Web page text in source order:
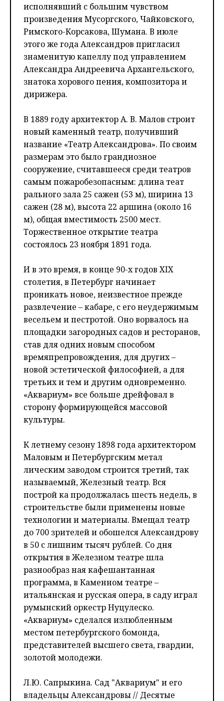
исполнявший с большим чувством
произведения Мусоргского, Чайковского,
Римского-Корсакова, Шумана. В июле
этого же года Александров пригласил
знаменитую капеллу под управлением
Александра Андреевича Архангельского,
знатока хорового пения, композитора и
дирижера.
В 1889 году архитектор А. В. Малов строит
новый каменный театр, получивший
название «Театр Александрова». По своим
размерам это было грандиозное
сооружение, считавшееся среди театров
самым пожаробезопасным: длина теат
рального зала 25 сажен (53 м), ширина 13
сажен (28 м), высота 22 аршина (около 16
м), общая вместимость 2500 мест.
Торжественное открытие театра
состоялось 23 ноября 1891 года.
И в это время, в конце 90-х годов XIX
столетия, в Петербург начинает
проникать новое, неизвестное прежде
развлечение – кабаре, с его неудержимым
весельем и пестротой. Оно ворвалось на
площадки загородных садов и ресторанов,
став для одних новым способом
времяпрепровождения, для других –
новой эстетической философией, а для
третьих и тем и другим одновременно.
«Аквариум» все больше дрейфовал в
сторону формирующейся массовой
культуры.
К летнему сезону 1898 года архитектором
Маловым и Петербургским метал
лическим заводом строится третий, так
называемый, Железный театр. Вся
построй ка продолжалась шесть недель, в
строительстве были применены новые
технологии и материалы. Вмещал театр
до 700 зрителей и обошелся Александрову
в 50 с лишним тысяч рублей. Со дня
открытия в Железном театре шла
разнообраз ная кафешантанная
программа, в Каменном театре –
итальянская и русская опера, в саду играл
румынский оркестр Нуцулеско.
«Аквариум» сделался излюбленным
местом петербургского бомонда,
представителей высшего света, гвардии,
золотой молодежи.
Л.Ю. Сапрыкина. Сад "Аквариум" и его
владельцы Александровы // Десятые